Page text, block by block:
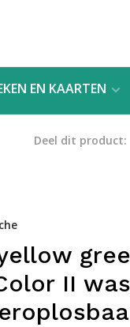
EN KAARTEN
Deel dit product:
II